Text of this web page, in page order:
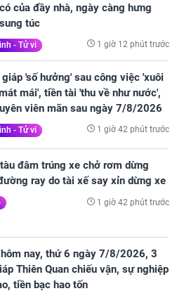
của đầy nhà, ngày càng hưng
túc
- Tử vi 1 giờ 12 phút trước
'số hưởng' sau công việc 'xuôi
mái', tiền tài 'thu về như nước',
viên mãn sau ngày 7/8/2026
- Tử vi 1 giờ 42 phút trước
đâm trúng xe chở rơm dừng
ray do tài xế say xỉn dừng xe
1 giờ 42 phút trước
nay, thứ 6 ngày 7/8/2026, 3
Thiên Quan chiếu vận, sự nghiệp
tiền bạc hao tốn